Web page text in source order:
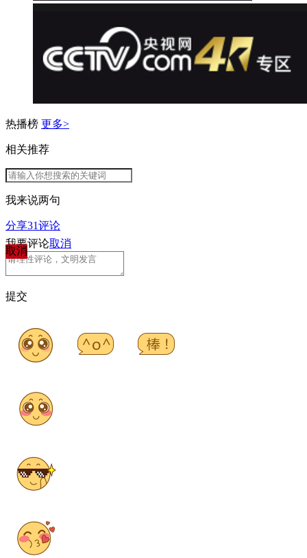
热播榜 更多>
相关推荐
我来说两句
分享31评论
取消
我要评论取消
提交